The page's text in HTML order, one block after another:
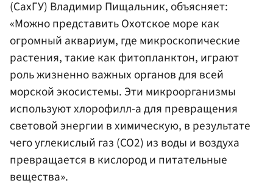
(СахГУ) Владимир Пищальник, объясняет:
«Можно представить Охотское море как
огромный аквариум, где микроскопические
растения, такие как фитопланктон, играют
роль жизненно важных органов для всей
морской экосистемы. Эти микроорганизмы
используют хлорофилл-а для превращения
световой энергии в химическую, в результате
чего углекислый газ (СО2) из воды и воздуха
превращается в кислород и питательные
вещества».